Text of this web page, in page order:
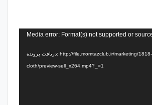
Media error: Format(s) not supported or
دریافت پرونده: http://file.momtazclub.ir/marketing/1818-mqrketing-for-sell-
cloth/preview-sell_x264.mp4?_=1